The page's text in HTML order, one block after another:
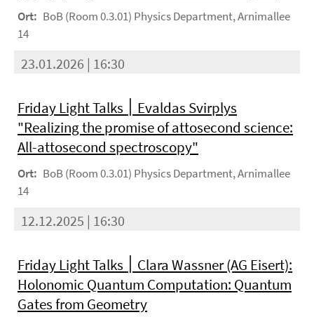
Ort: BoB (Room 0.3.01) Physics Department, Arnimallee
14
23.01.2026 | 16:30
Friday Light Talks ׀ Evaldas Svirplys
"Realizing the promise of attosecond science:
All-attosecond spectroscopy"
Ort: BoB (Room 0.3.01) Physics Department, Arnimallee
14
12.12.2025 | 16:30
Friday Light Talks ׀ Clara Wassner (AG Eisert):
Holonomic Quantum Computation: Quantum
Gates from Geometry